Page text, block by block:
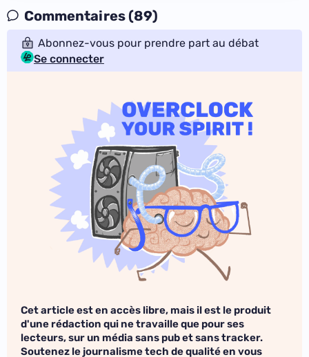
Commentaires (89)
Abonnez-vous pour prendre part au débat
Se connecter
Cet article est en accès libre, mais il est le produit
d'une rédaction qui ne travaille que pour ses
lecteurs, sur un média sans pub et sans tracker.
Soutenez le journalisme tech de qualité en vous